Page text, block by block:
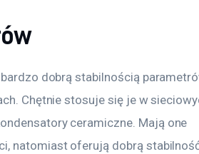
dobrą stabilnością
Chętnie stosuje się je w
ceramiczne. Mają one
natomiast oferują dobrą